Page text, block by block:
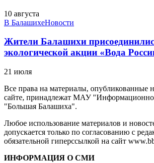
10 августа
В БалашихеНовости
Жители Балашихи
экологической акции «Вода
21 июля
Все права на материалы, опубликованные
сайте, принадлежат МАУ
"Большая Балашиха".
Любое использование материалов и
допускается только по согласованию с
обязательной гиперссылкой на сайт
ИНФОРМАЦИЯ О СМИ